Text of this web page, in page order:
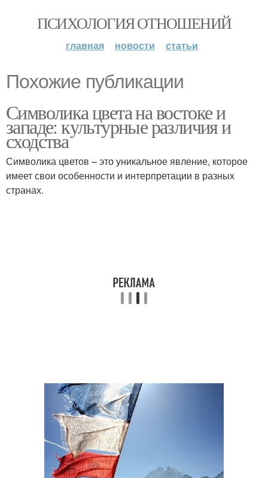
ПСИХОЛОГИЯ ОТНОШЕНИЙ
главная новости статьи
Похожие публикации
Символика цвета на востоке и
западе: культурные различия и
сходства
Символика цветов – это уникальное явление, которое
имеет свои особенности и интерпретации в разных
странах.